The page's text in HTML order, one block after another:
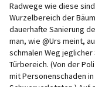
Radwege wie diese sind
Wurzelbereich der
dauerhafte Sanierung
man, wie @Urs meint,
schmalen Weg
Türbereich. (Von der
mit Personenschaden